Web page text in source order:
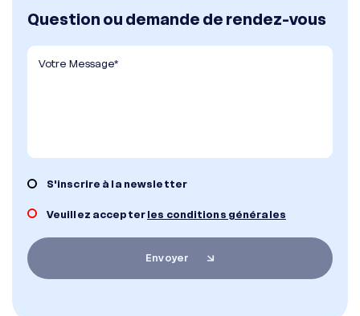
Question ou demande de rendez-vous
S'inscrire à la newsletter
Veuillez accepter les conditions générales
Envoyer